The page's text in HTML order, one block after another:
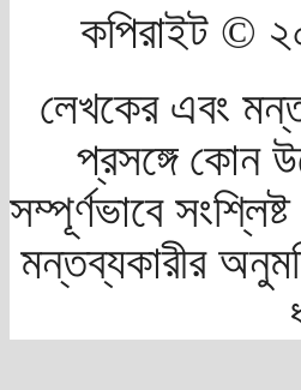
কপিরাইট ©
লেখকের এবং
প্রসঙ্গে কোন
সম্পূর্ণভাবে
মন্তব্যকারীর